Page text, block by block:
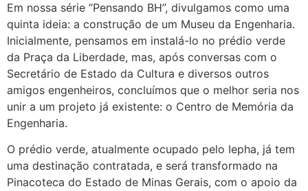
Em nossa série “Pensando BH”, divulgamos como uma
quinta ideia: a construção de um Museu da Engenharia.
Inicialmente, pensamos em instalá-lo no prédio verde
da Praça da Liberdade, mas, após conversas com o
Secretário de Estado da Cultura e diversos outros
amigos engenheiros, concluímos que o melhor seria nos
unir a um projeto já existente: o Centro de Memória da
Engenharia.
O prédio verde, atualmente ocupado pelo Iepha, já tem
uma destinação contratada, e será transformado na
Pinacoteca do Estado de Minas Gerais, com o apoio da